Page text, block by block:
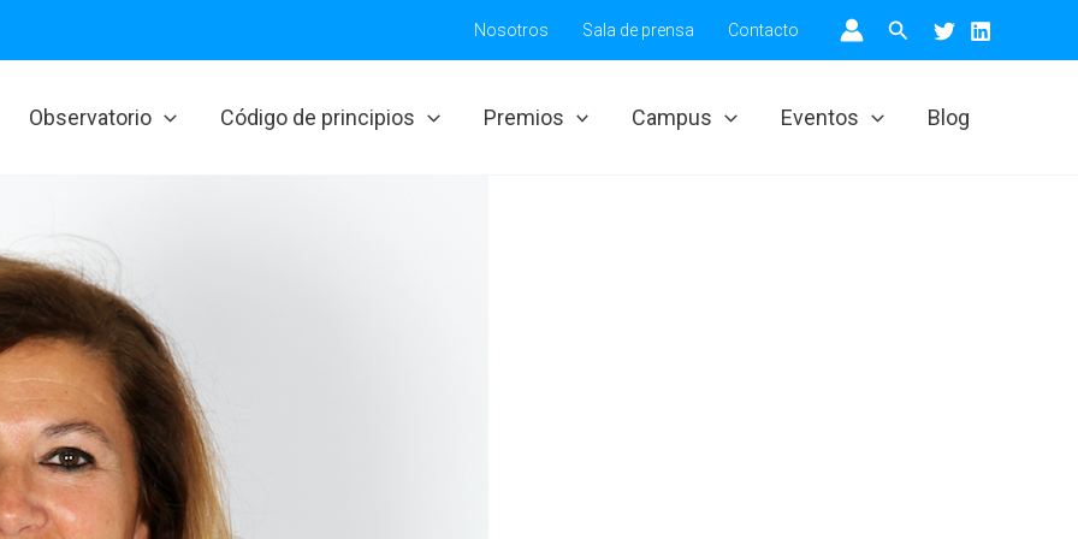
Nosotros Sala de prensa Contacto Buscar
Observatorio Código de principios Premios Campus Eventos Blog